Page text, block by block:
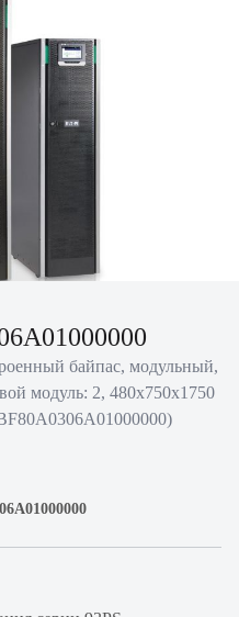
байпас, модульный,
модуль: 2, 480х750х1750